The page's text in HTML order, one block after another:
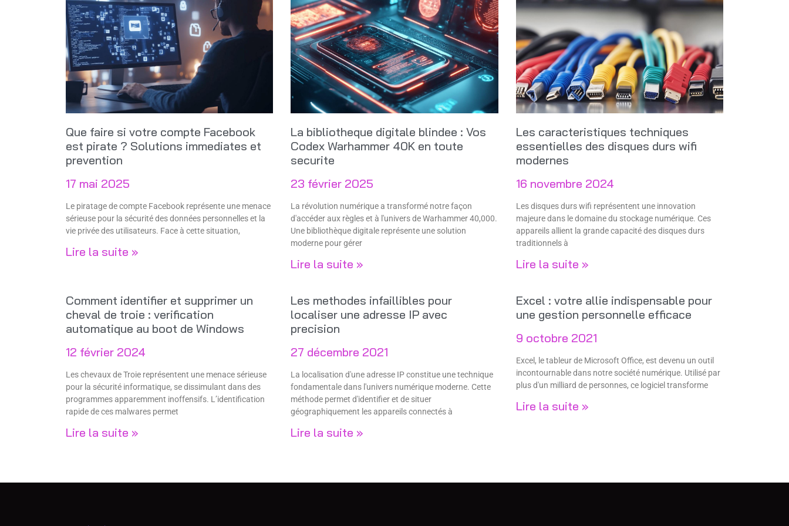
Que faire si votre compte Facebook
est pirate ? Solutions immediates et
prevention
17 mai 2025
Le piratage de compte Facebook représente une menace
sérieuse pour la sécurité des données personnelles et la
vie privée des utilisateurs. Face à cette situation,
Lire la suite »
La bibliotheque digitale blindee : Vos
Codex Warhammer 40K en toute
securite
23 février 2025
La révolution numérique a transformé notre façon
d'accéder aux règles et à l'univers de Warhammer 40,000.
Une bibliothèque digitale représente une solution
moderne pour gérer
Lire la suite »
Les caracteristiques techniques
essentielles des disques durs wifi
modernes
16 novembre 2024
Les disques durs wifi représentent une innovation
majeure dans le domaine du stockage numérique. Ces
appareils allient la grande capacité des disques durs
traditionnels à
Lire la suite »
Comment identifier et supprimer un
cheval de troie : verification
automatique au boot de Windows
12 février 2024
Les chevaux de Troie représentent une menace sérieuse
pour la sécurité informatique, se dissimulant dans des
programmes apparemment inoffensifs. L’identification
rapide de ces malwares permet
Lire la suite »
Les methodes infaillibles pour
localiser une adresse IP avec
precision
27 décembre 2021
La localisation d'une adresse IP constitue une technique
fondamentale dans l'univers numérique moderne. Cette
méthode permet d'identifier et de situer
géographiquement les appareils connectés à
Lire la suite »
Excel : votre allie indispensable pour
une gestion personnelle efficace
9 octobre 2021
Excel, le tableur de Microsoft Office, est devenu un outil
incontournable dans notre société numérique. Utilisé par
plus d'un milliard de personnes, ce logiciel transforme
Lire la suite »